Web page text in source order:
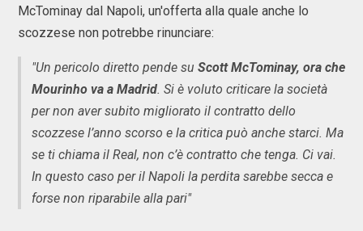
McTominay dal Napoli, un'offerta alla quale anche lo
scozzese non potrebbe rinunciare:
"Un pericolo diretto pende su Scott McTominay, ora che
Mourinho va a Madrid. Si è voluto criticare la società
per non aver subito migliorato il contratto dello
scozzese l’anno scorso e la critica può anche starci. Ma
se ti chiama il Real, non c’è contratto che tenga. Ci vai.
In questo caso per il Napoli la perdita sarebbe secca e
forse non riparabile alla pari"